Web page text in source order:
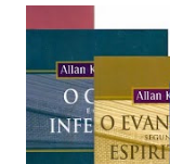
quais expressam a
contra a
divinos em seus
a lei que rege os
precisam ser